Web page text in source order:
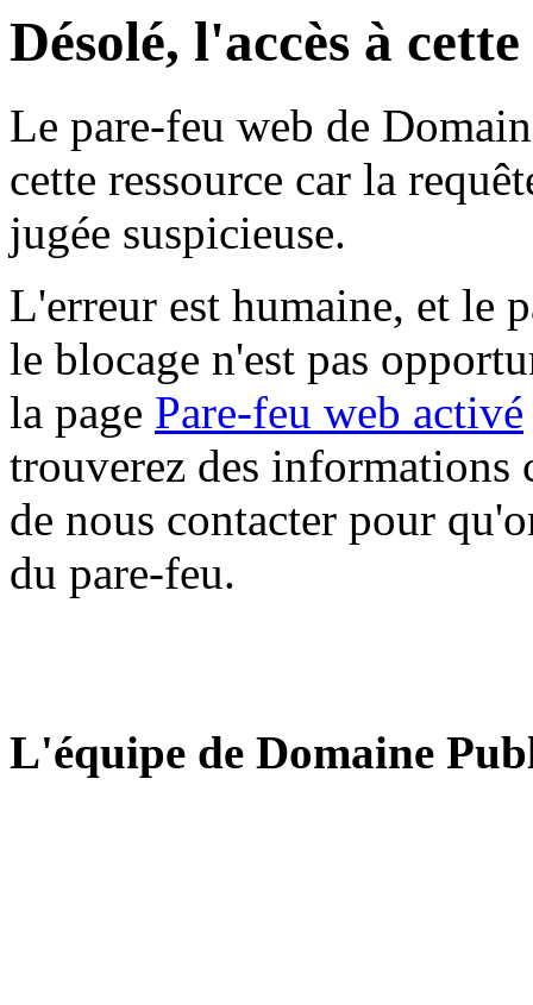
Désolé, l'accès à
Le pare-feu web de
cette ressource car la
jugée suspicieuse.
L'erreur est humaine, et le
le blocage n'est pas
la page Pare-feu web activé
trouverez des informations
de nous contacter pour
du pare-feu.
L'équipe de Domaine